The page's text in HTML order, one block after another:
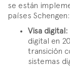
se están
países Schengen:
Visa digital:
digital en
transición
sistemas